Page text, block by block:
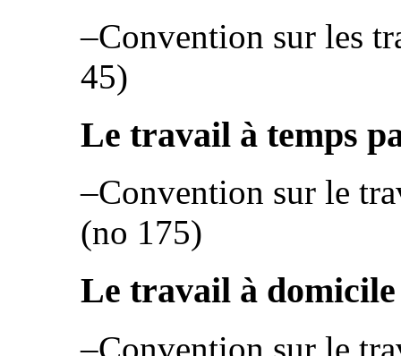
–Convention sur les
45)
Le travail à temps
–Convention sur le
(no 175)
Le travail à domicile
–Convention sur le